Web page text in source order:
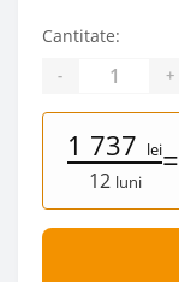
Cantitate:
- +
1 737 lei
12 luni
=